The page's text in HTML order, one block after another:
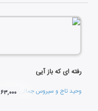
رفته ای که باز آیی
وحید تاج و سیروس جمالی ۶۳,۰۰۰ ت